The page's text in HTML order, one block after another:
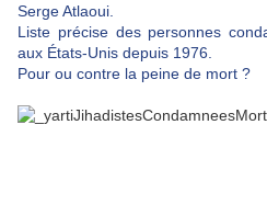
Serge Atlaoui.
Liste précise des personnes
aux États-Unis depuis 1976.
Pour ou contre la peine de mort ?